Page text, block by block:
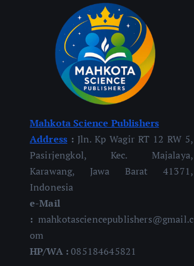
Mahkota Science Publishers
Address : Jln. Kp Wagir RT 12 RW 5,
Pasirjengkol, Kec. Majalaya,
Karawang, Jawa Barat 41371,
Indonesia
e-Mail
: mahkotasciencepublishers@gmail.c
om
HP/WA :085184645821